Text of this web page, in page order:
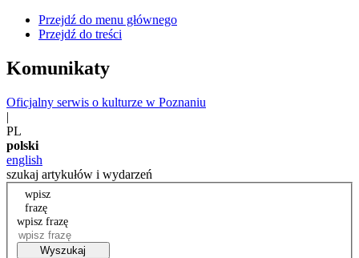
Przejdź do menu głównego
Przejdź do treści
Komunikaty
Oficjalny serwis o kulturze w Poznaniu
|
PL
polski
english
szukaj artykułów i wydarzeń
wpisz
frazę
wpisz frazę
Wyszukaj